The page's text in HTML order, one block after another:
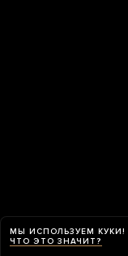
МЫ ИСПОЛЬЗУЕМ КУКИ!
ЧТО ЭТО ЗНАЧИТ?